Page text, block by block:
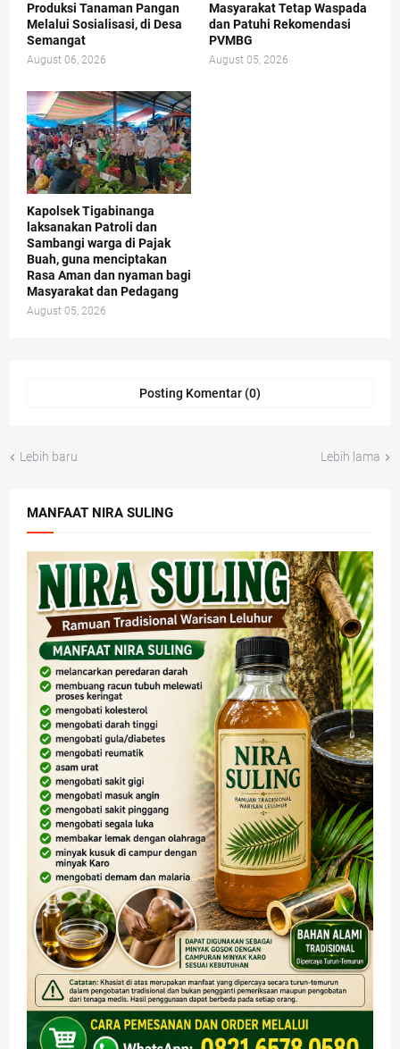
Produksi Tanaman Pangan
Melalui Sosialisasi, di Desa
Semangat
August 06, 2026
Masyarakat Tetap Waspada
dan Patuhi Rekomendasi
PVMBG
August 05, 2026
Kapolsek Tigabinanga
laksanakan Patroli dan
Sambangi warga di Pajak
Buah, guna menciptakan
Rasa Aman dan nyaman bagi
Masyarakat dan Pedagang
August 05, 2026
Posting Komentar (0)
Lebih baru Lebih lama
MANFAAT NIRA SULING